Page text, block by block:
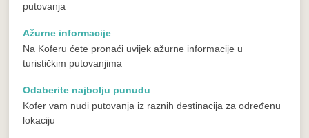
putovanja
Ažurne informacije
Na Koferu ćete pronaći uvijek ažurne informacije u
turističkim putovanjima
Odaberite najbolju punudu
Kofer vam nudi putovanja iz raznih destinacija za određenu
lokaciju